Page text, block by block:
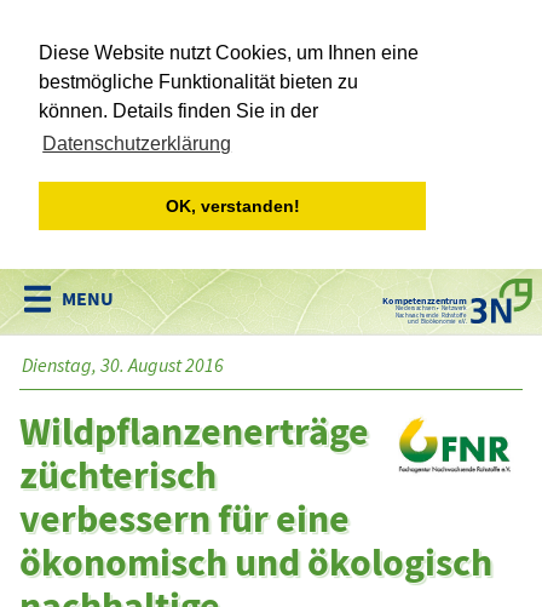
Diese Website nutzt Cookies, um Ihnen eine
bestmögliche Funktionalität bieten zu
können. Details finden Sie in der
Datenschutzerklärung
OK, verstanden!
Kompetenzzentrum
Niedersachsen • Netzwerk
Nachwachsende Rohstoffe
und Bioökonomie e.V.
Dienstag, 30. August 2016
Wildpflanzenerträge
züchterisch
verbessern für eine
ökonomisch und ökologisch